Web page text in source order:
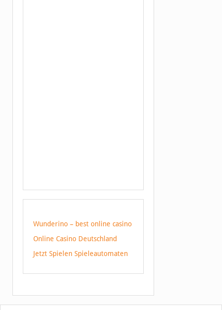
Wunderino – best online casino
Online Casino Deutschland
Jetzt Spielen Spieleautomaten